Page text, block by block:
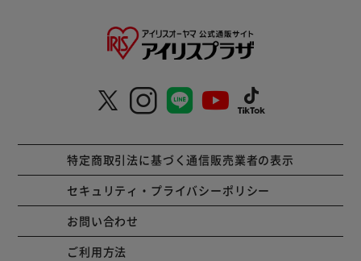
特定商取引法に基づく通信販売業者の表示
セキュリティ・プライバシーポリシー
お問い合わせ
ご利用方法